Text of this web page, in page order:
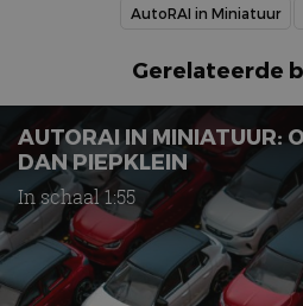
AutoRAI in Miniatuur
Gerelateerde
AUTORAI IN MINIATUUR:
DAN PIEPKLEIN
In schaal 1:55